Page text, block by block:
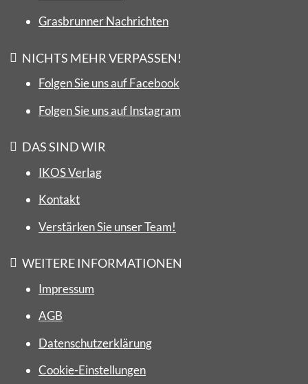
Grasbrunner Nachrichten
NICHTS MEHR VERPASSEN!
Folgen Sie uns auf Facebook
Folgen Sie uns auf Instagram
DAS SIND WIR
IKOS Verlag
Kontakt
Verstärken Sie unser Team!
WEITERE INFORMATIONEN
Impressum
AGB
Datenschutzerklärung
Cookie-Einstellungen